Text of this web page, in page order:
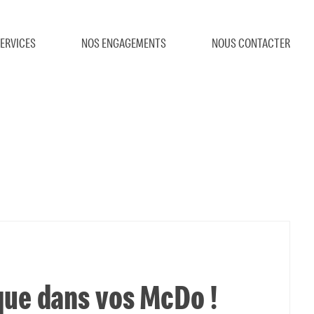
NOS ENGAGEMENTS NOUS CONTACTER
dans vos McDo !